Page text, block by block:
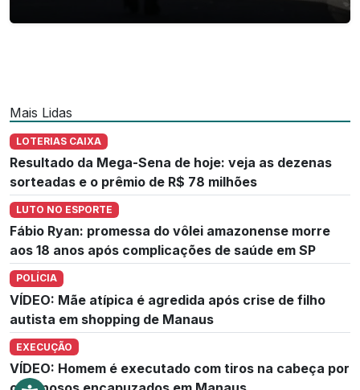
Mais Lidas
LOTERIAS CAIXA
Resultado da Mega-Sena de hoje: veja as dezenas
sorteadas e o prêmio de R$ 78 milhões
LUTO NO ESPORTE
Fábio Ryan: promessa do vôlei amazonense morre
aos 18 anos após complicações de saúde em SP
POLÍCIA
VÍDEO: Mãe atípica é agredida após crise de filho
autista em shopping de Manaus
EXECUÇÃO
VÍDEO: Homem é executado com tiros na cabeça por